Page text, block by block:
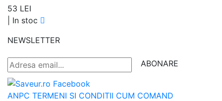
53 LEI
In stoc
NEWSLETTER
ABONARE
ANPC TERMENI SI CONDITII CUM COMAND